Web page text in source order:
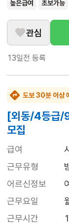
높은급여 초보가능
관심
13일전 등록
도보 30분 이상
[외동/4등급/
모집
급여
근무유형
어르신정보
근무요일
근무시간